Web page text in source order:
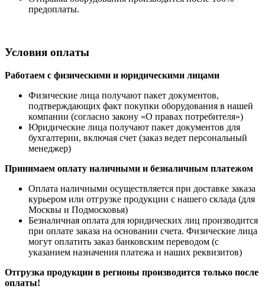
предоплаты.
Условия оплаты
Работаем с физическими и юридическими лицами
Физические лица получают пакет документов,
подтверждающих факт покупки оборудования в нашей
компании (согласно закону «О правах потребителя»)
Юридические лица получают пакет документов для
бухгалтерии, включая счет (заказ ведет персональный
менеджер)
Принимаем оплату наличными и безналичным платежом
Оплата наличными осуществляется при доставке заказа
курьером или отгрузке продукции с нашего склада (для
Москвы и Подмосковья)
Безналичная оплата для юридических лиц производится
при оплате заказа на основании счета. Физические лица
могут оплатить заказ банковским переводом (с
указанием назначения платежа и наших реквизитов)
Отгрузка продукции в регионы производится только после
оплаты!